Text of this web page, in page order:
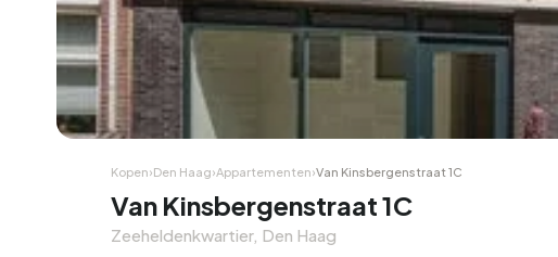
5.637
AppartementenAppartementen
Hoekwoning
Kopen›Den Haag›Appartementen›Van Kinsbergenstraat 1C
Van Kinsbergenstraat 1C
Zeeheldenkwartier, Den Haag